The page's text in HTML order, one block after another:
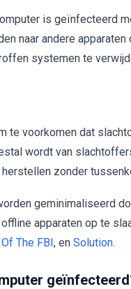
is geïnfecteerd
naar andere
systemen te
te voorkomen dat
wordt van
zonder
geminimaliseerd
apparaten op te
The FBI, en Solution.